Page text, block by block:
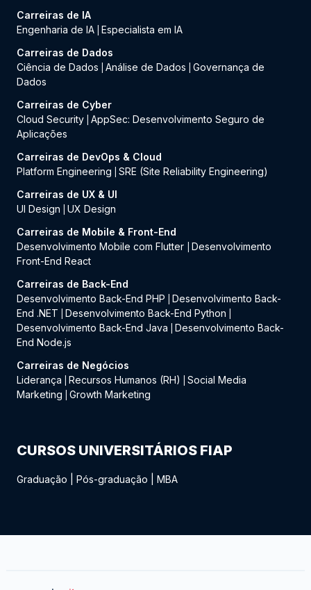
Carreiras de IA
Engenharia de IA Especialista em IA
Carreiras de Dados
Ciência de Dados
Análise de Dados
Governança de
Dados
Carreiras de Cyber
Cloud Security AppSec: Desenvolvimento Seguro de
Aplicações
Carreiras de DevOps & Cloud
Platform Engineering
SRE (Site Reliability Engineering)
Carreiras de UX & UI
UI Design
UX Design
Carreiras de Mobile & Front-End
Desenvolvimento Mobile com Flutter
Desenvolvimento
Front-End React
Carreiras de Back-End
Desenvolvimento Back-End PHP
Desenvolvimento Back-
End .NET
Desenvolvimento Back-End Python
Desenvolvimento Back-End Java
Desenvolvimento Back-
End Node.js
Carreiras de Negócios
Liderança
Recursos Humanos (RH)
Social Media
Marketing
Growth Marketing
CURSOS UNIVERSITÁRIOS FIAP
Graduação Pós-graduação MBA